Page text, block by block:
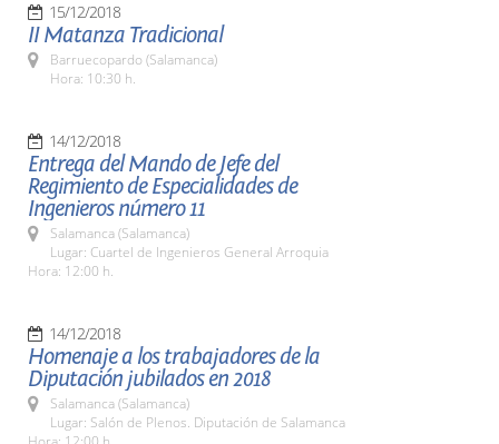
15/12/2018
II Matanza Tradicional
Barruecopardo (Salamanca)
Hora: 10:30 h.
14/12/2018
Entrega del Mando de Jefe del
Regimiento de Especialidades de
Ingenieros número 11
Salamanca (Salamanca)
Lugar: Cuartel de Ingenieros General Arroquia
Hora: 12:00 h.
14/12/2018
Homenaje a los trabajadores de la
Diputación jubilados en 2018
Salamanca (Salamanca)
Lugar: Salón de Plenos. Diputación de Salamanca